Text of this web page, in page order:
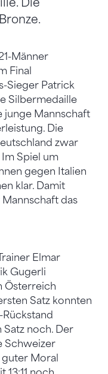
Männer
Final
Sieger Patrick
Silbermedaille
junge Mannschaft
Die
zwar
Spiel um
gegen Italien
klar. Damit
das
Elmar
Gugerli
Österreich
Satz konnten
noch. Der
Schweizer
Moral